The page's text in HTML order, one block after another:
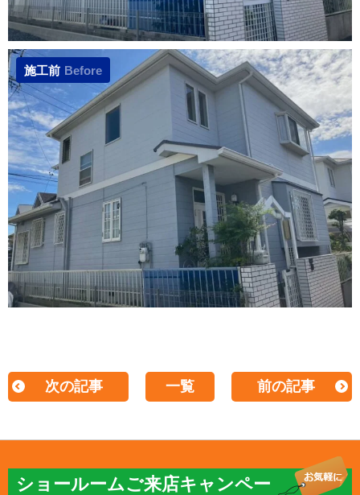
施工前 Before
次の記事 一覧 前の記事
ショールームご来店キャンペー